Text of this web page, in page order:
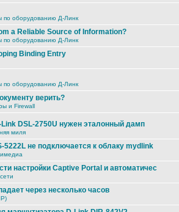
по оборудованию Д-Линк
a Reliable Source of Information?
по оборудованию Д-Линк
Binding Entry
по оборудованию Д-Линк
верить?
и Firewall
DSL-2750U нужен эталонный дамп
миля
5222L не подключается к облаку mydlink
настройки Captive Portal и автоматичес
через несколько часов